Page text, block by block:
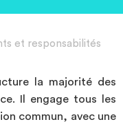
et responsabilités
la majorité des
Il engage tous les
commun, avec une